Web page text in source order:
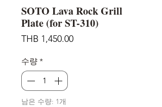
SOTO Lava Rock Grill
Plate (for ST-310)
THB 1,450.00가
수량 *
남은 수량: 1개